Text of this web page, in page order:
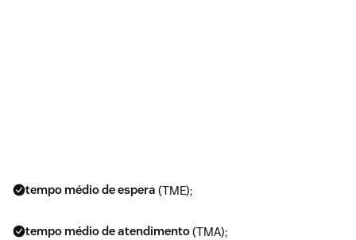
tempo médio de espera (TME);
tempo médio de atendimento(TMA);